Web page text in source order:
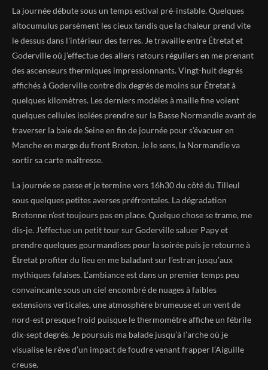
La journée débute sous un temps estival pré-instable. Quelques
altocumulus parsèment les cieux tandis que la chaleur prend vite
le dessus dans l’intérieur des terres. Je travaille entre Étretat et
Goderville où j’effectue des allers retours réguliers en me prenant
des ascenseurs thermiques impressionnants. Vingt-huit degrés
affichés à Goderville contre dix degrés de moins sur Étretat à
quelques kilomètres. Les derniers modèles à maille fine voient
quelques cellules isolées prendre sur la Basse Normandie avant de
traverser la baie de Seine en fin de journée pour s’évacuer en
Manche en marge du front Breton. Je le sens, la Normandie va
sortir sa carte maîtresse.
La journée se passe et je termine vers 16h30 du côté du Tilleul
sous quelques petites averses préfrontales. La dégradation
Bretonne n’est toujours pas en place. Quelque chose se trame, me
dis-je. J’effectue un petit tour sur Goderville saluer Papy et
prendre quelques gourmandises pour la soirée puis je retourne à
Étretat profiter du lieu en me baladant sur l’estran jusqu’aux
mythiques falaises. L’ambiance est dans un premier temps peu
convaincante sous un ciel encombré de nuages à faibles
extensions verticales, une atmosphère brumeuse et un vent de
nord-est presque froid puisque le thermomètre affiche un fébrile
dix-sept degrés. Je poursuis ma balade jusqu’à l’arche où je
visualise le rêve d’un impact de foudre venant frapper l’Aiguille
creuse.